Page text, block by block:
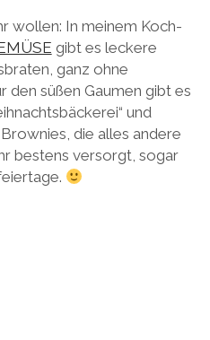
wollen: In meinem Koch-
gibt es leckere
ganz ohne
den süßen Gaumen gibt es
und
die alles andere
bestens versorgt, sogar